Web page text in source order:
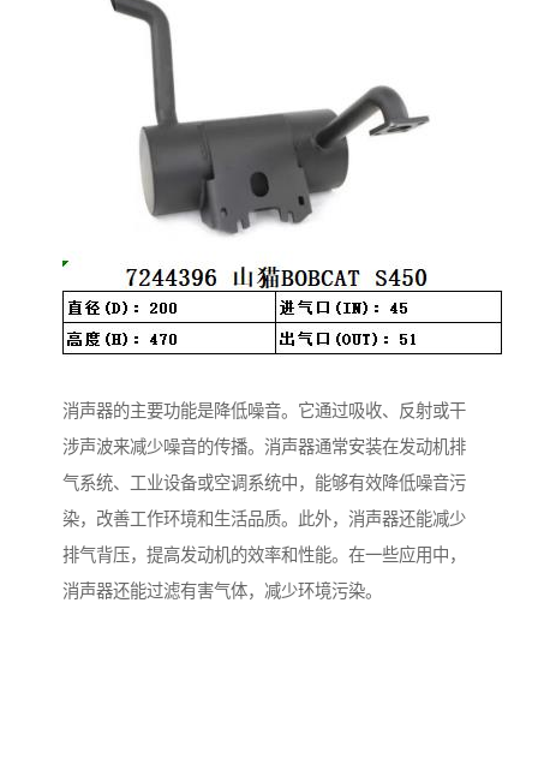
消声器的主要功能是降低噪音。它通过吸收、反射或干
涉声波来减少噪音的传播。消声器通常安装在发动机排
气系统、工业设备或空调系统中，能够有效降低噪音污
染，改善工作环境和生活品质。此外，消声器还能减少
排气背压，提高发动机的效率和性能。在一些应用中，
消声器还能过滤有害气体，减少环境污染。